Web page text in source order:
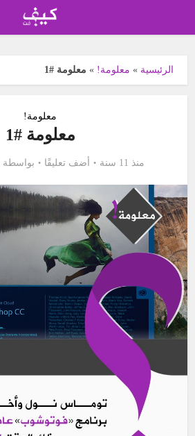
الرئيسية » معلومة! » معلومة #1
معلومة!
معلومة #1
منذ 11 سنة أضف تعليقًا بواسطة